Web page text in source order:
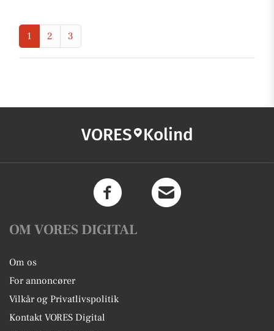
1 2 3
VORES Kolind
OM VORES DIGITAL
Om os
For annoncører
Vilkår og Privatlivspolitik
Kontakt VORES Digital